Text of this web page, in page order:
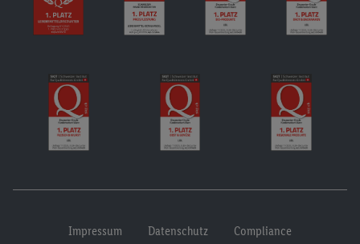
Impressum Datenschutz Compliance